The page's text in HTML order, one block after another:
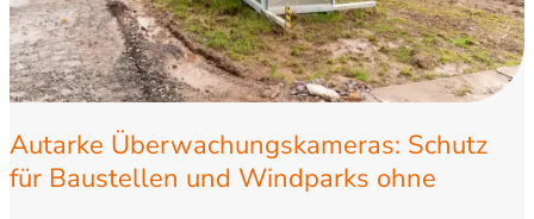
Autarke Überwachungskameras: Schutz
für Baustellen und Windparks ohne